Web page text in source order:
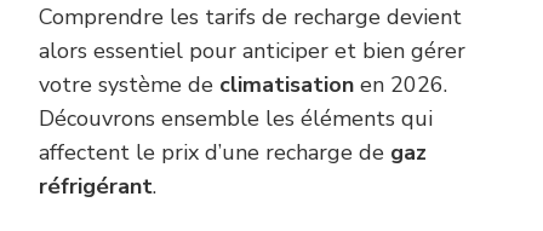
Comprendre les tarifs de recharge devient
alors essentiel pour anticiper et bien gérer
votre système de climatisation en 2026.
Découvrons ensemble les éléments qui
affectent le prix d’une recharge de gaz
réfrigérant.